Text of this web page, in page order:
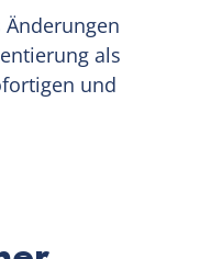
als
und